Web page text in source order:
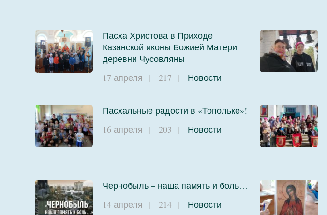
Пасха Христова в Приходе
Казанской иконы Божией Матери
деревни Чусовляны
17 апреля | 217 | Новости
Пасхальные радости в «Топольке»!
16 апреля | 203 | Новости
Чернобыль – наша память и боль…
14 апреля | 214 | Новости